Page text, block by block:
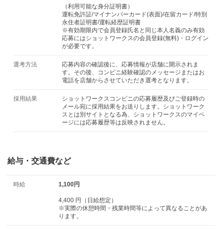
（利用可能な身分証明書）
運転免許証/マイナンバーカード(表面)/在留カード/特別
永住者証明書/運転経歴証明書
※有効期限内で会員登録氏名と同じ本人名義のみ有効
応募にはショットワークスの会員登録(無料)・ログイン
が必要です。
選考方法
応募内容の確認後に、応募情報が店舗に開示されま
す。その後、コンビニ経験確認のメッセージまたはお
電話を店舗からさせていただき選考となります。
採用結果
ショットワークスコンビニの応募履歴及びご登録時の
メール宛に採用結果をお送りします。ショットワーク
スとは別サイトとなる為、ショットワークスのマイペ
ージには応募履歴等は反映されません。
給与・交通費など
時給 1,100円
4,400 円（日給想定）
※実際の休憩時間・残業時間等によって異なることがあ
ります。